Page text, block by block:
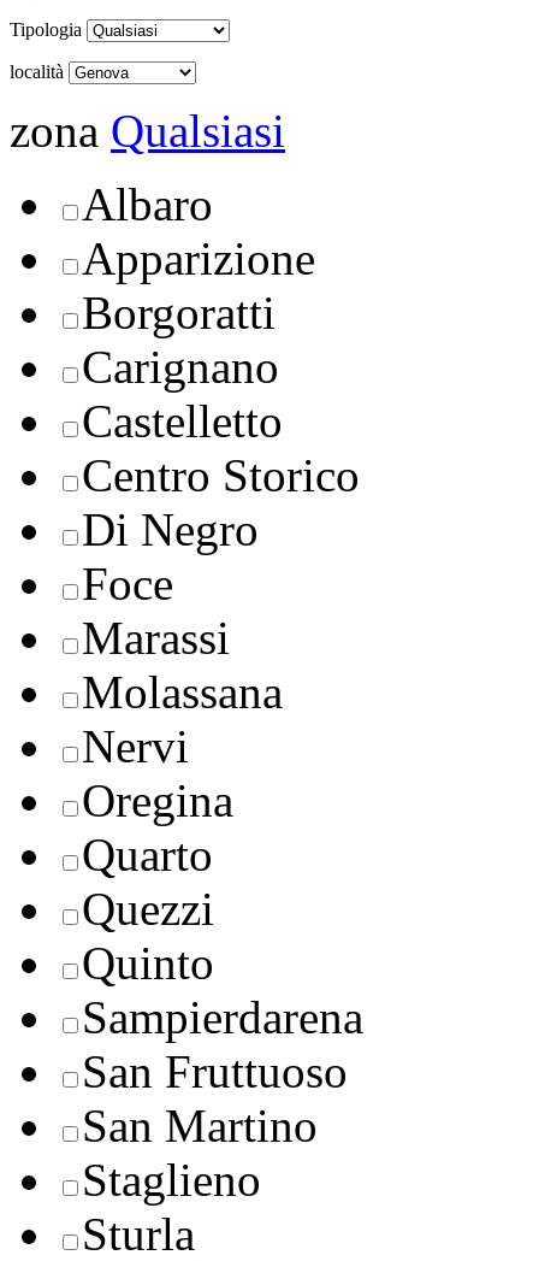
Tipologia
località
zona Qualsiasi
Albaro
Apparizione
Borgoratti
Carignano
Castelletto
Centro Storico
Di Negro
Foce
Marassi
Molassana
Nervi
Oregina
Quarto
Quezzi
Quinto
Sampierdarena
San Fruttuoso
San Martino
Staglieno
Sturla